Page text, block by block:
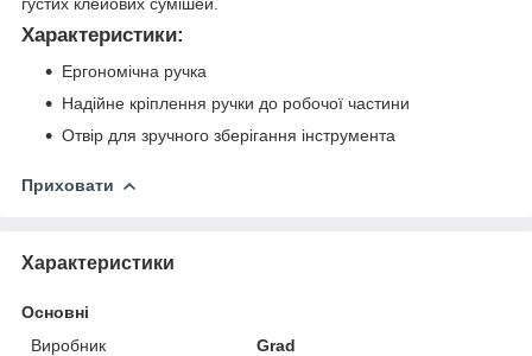
Характеристики:
Ергономічна ручка
Надійне кріплення ручки до робочої частини
Отвір для зручного зберігання інструмента
Приховати
Характеристики
Основні
Виробник
Grad